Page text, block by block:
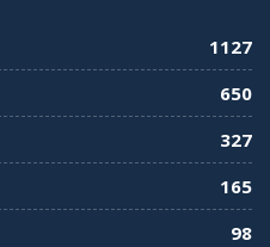
1127
650
327
165
98